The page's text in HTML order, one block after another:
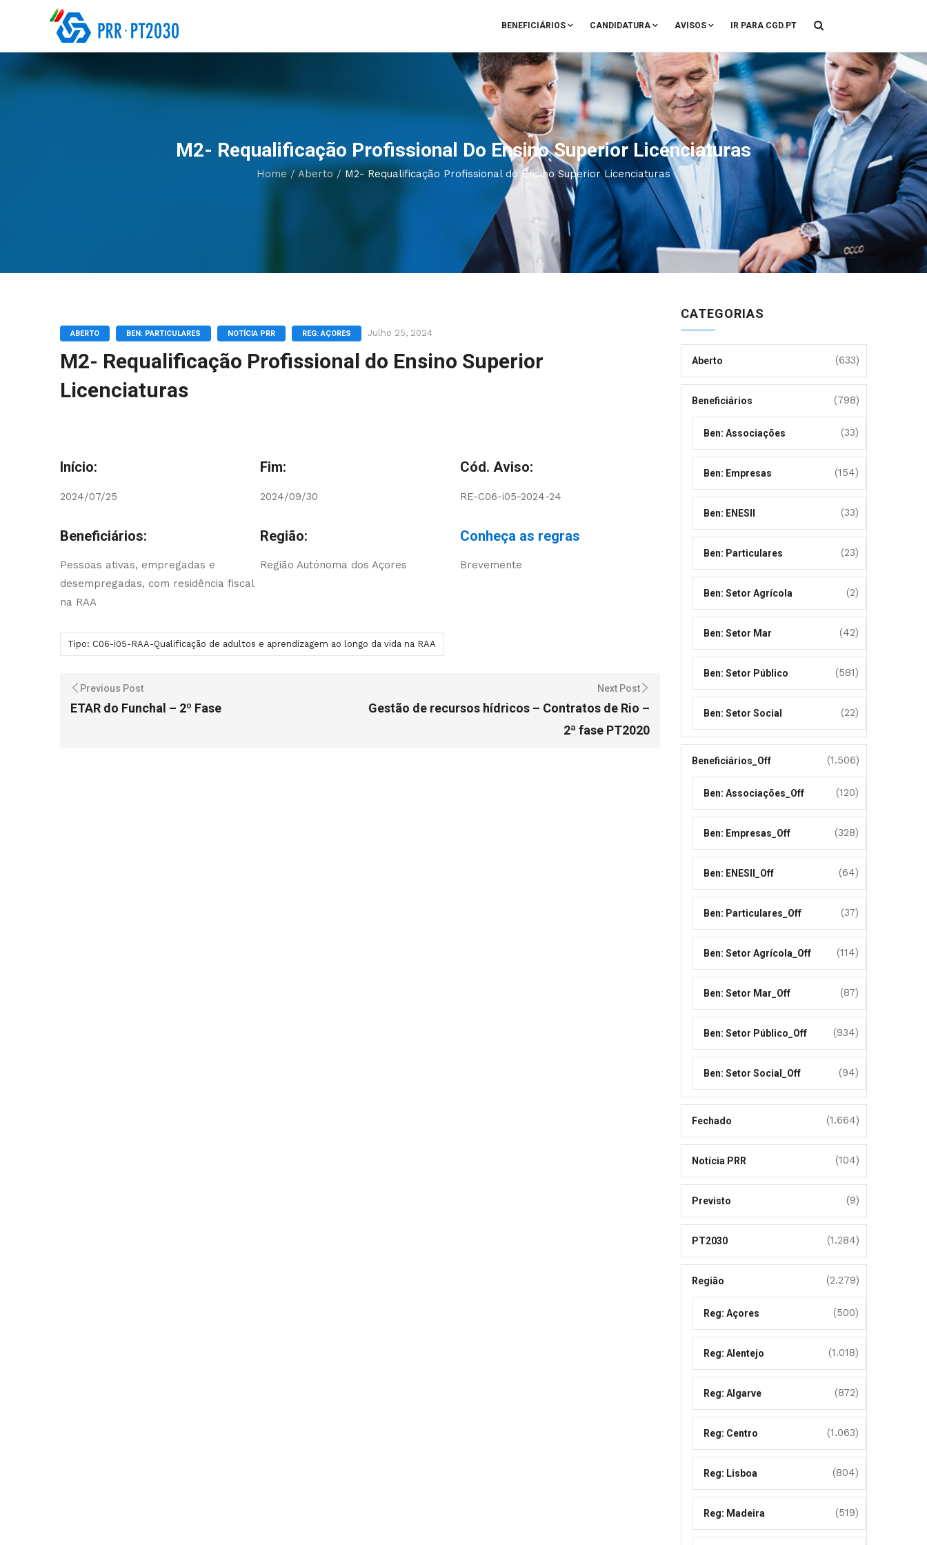
BENEFICIÁRIOS CANDIDATURA AVISOS IR PARA CGD.PT
M2- Requalificação Profissional Do Ensino Superior Licenciaturas
Home/ Aberto/ M2- Requalificação Profissional do Ensino Superior Licenciaturas
ABERTO BEN: PARTICULARES NOTÍCIA PRR REG: AÇORES Julho 25, 2024
M2- Requalificação Profissional do Ensino Superior
Licenciaturas
Início:
2024/07/25
Fim:
2024/09/30
Cód. Aviso:
RE-C06-i05-2024-24
Beneficiários:
Pessoas ativas, empregadas e
desempregadas, com residência fiscal
na RAA
Região:
Região Autónoma dos Açores
Conheça as regras
Brevemente
Tipo: C06-i05-RAA-Qualificação de adultos e aprendizagem ao longo da vida na RAA
Previous Post
ETAR do Funchal – 2º Fase
Next Post
Gestão de recursos hídricos – Contratos de Rio –
2ª fase PT2020
CATEGORIAS
Aberto (633)
Beneficiários (798)
Ben: Associações (33)
Ben: Empresas (154)
Ben: ENESII (33)
Ben: Particulares (23)
Ben: Setor Agrícola (2)
Ben: Setor Mar (42)
Ben: Setor Público (581)
Ben: Setor Social (22)
Beneficiários_Off (1.506)
Ben: Associações_Off (120)
Ben: Empresas_Off (328)
Ben: ENESII_Off (64)
Ben: Particulares_Off (37)
Ben: Setor Agrícola_Off (114)
Ben: Setor Mar_Off (87)
Ben: Setor Público_Off (934)
Ben: Setor Social_Off (94)
Fechado (1.664)
Notícia PRR (104)
Previsto (9)
PT2030 (1.284)
Região (2.279)
Reg: Açores (500)
Reg: Alentejo (1.018)
Reg: Algarve (872)
Reg: Centro (1.063)
Reg: Lisboa (804)
Reg: Madeira (519)